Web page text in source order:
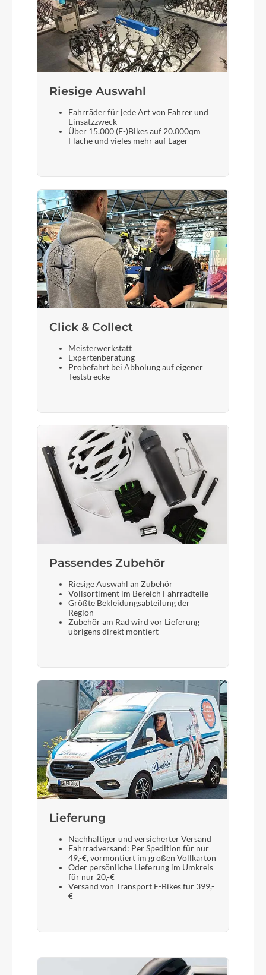
Supernova S-M99 12V
Vorderrad Nabe
32L Cargo Special Boost Novatec
Supernova M99 Mini Pro-25
Bosch PowerTube 625 Vertical (2X)
Laufradgröße
(F) 20" / (R) 26"
Gepäckträger
Charger/Packster
Schalthebel
Enviolo Twist Display
Steuersatz
Acros IntegrationX
Sattel
SR New Lookin Evo R&M
Suntour SF22-Mobie34-CGO
Bosch Nyon
Smart Sam Plus 60-406 ECE-R75
Sattelstütze
gefedert Satori Elegance
Riesige Auswahl
Fahrräder für jede Art von Fahrer und
Einsatzzweck
Über 15.000 (E-)Bikes auf 20.000qm
Fläche und vieles mehr auf Lager
Click & Collect
Meisterwerkstatt
Expertenberatung
Probefahrt bei Abholung auf eigener
Teststrecke
Passendes Zubehör
Riesige Auswahl an Zubehör
Vollsortiment im Bereich Fahrradteile
Größte Bekleidungsabteilung der
Region
Zubehör am Rad wird vor Lieferung
übrigens direkt montiert
Lieferung
Nachhaltiger und versicherter Versand
Fahrradversand: Per Spedition für nur
49,-€, vormontiert im großen Vollkarton
Oder persönliche Lieferung im Umkreis
für nur 20,-€
Versand von Transport E-Bikes für 399,-
€